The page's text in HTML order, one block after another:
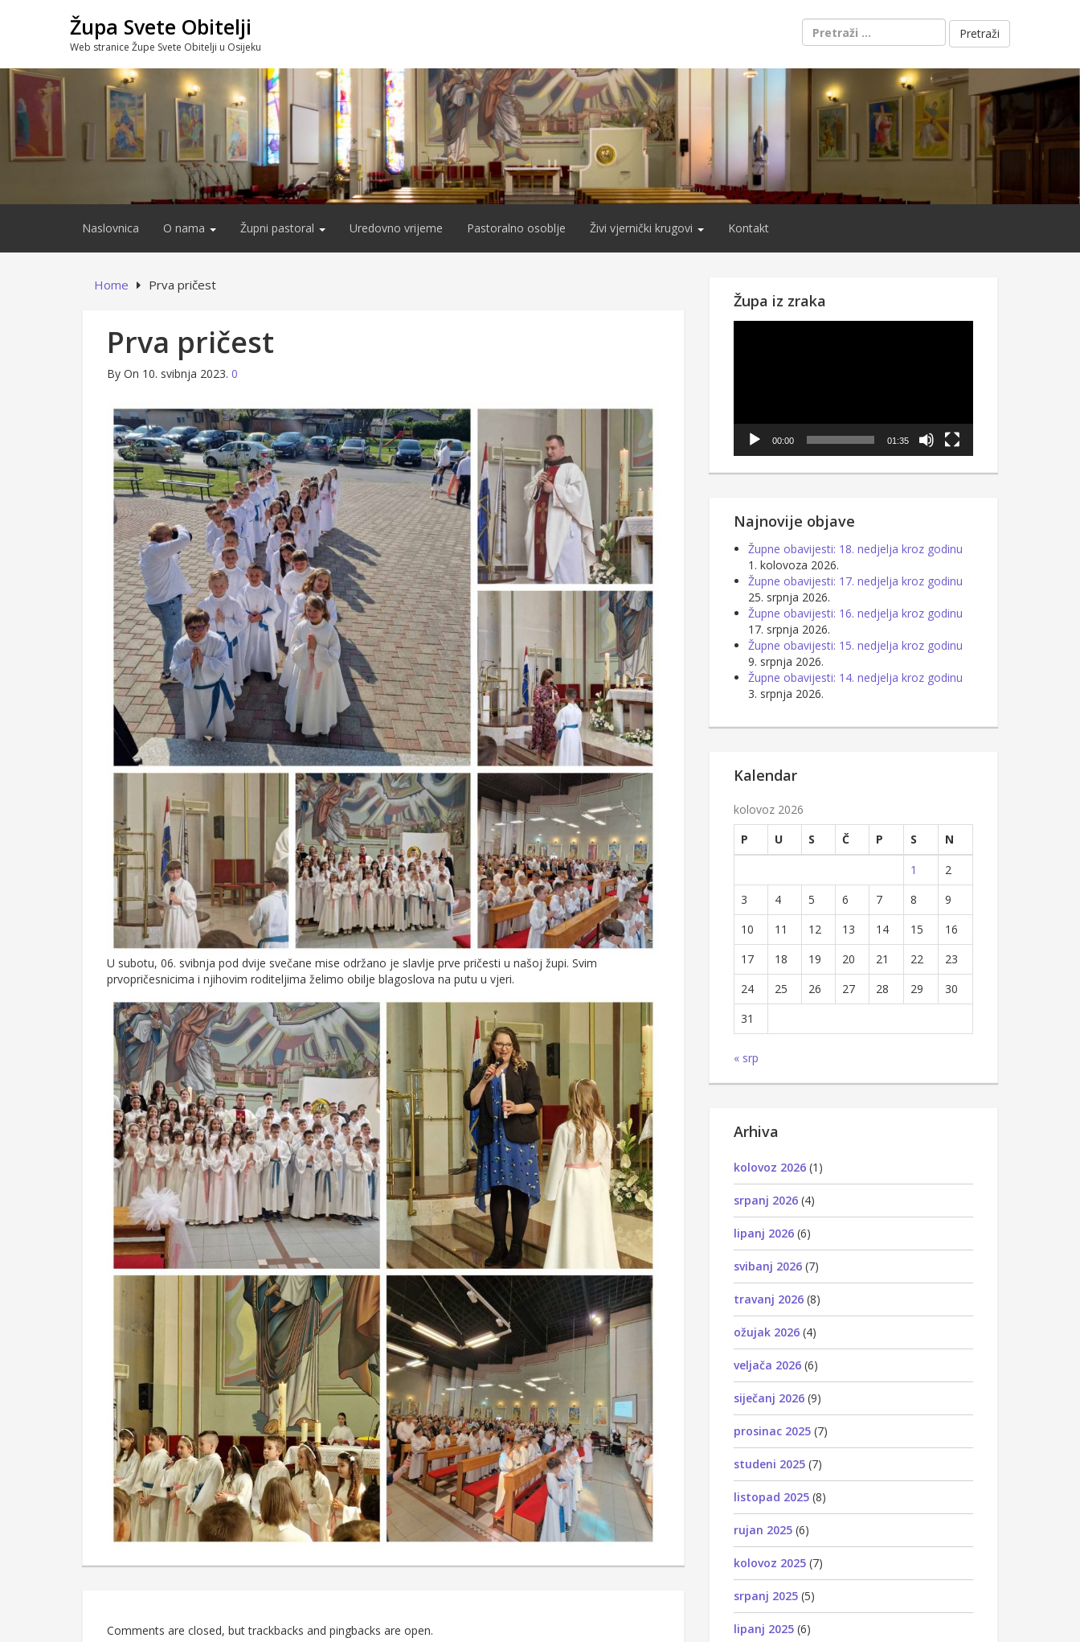
Župa Svete Obitelji
Web stranice Župe Svete Obitelji u Osijeku
Pretraži:
Naslovnica O nama Župni pastoral Uredovno vrijeme Pastoralno osoblje Živi vjernički krugovi Kontakt
Home Prva pričest
Prva pričest
By On 10. svibnja 2023. 0
U subotu, 06. svibnja pod dvije svečane mise održano je slavlje prve pričesti u našoj župi. Svim
prvopričesnicima i njihovim roditeljima želimo obilje blagoslova na putu u vjeri.
Comments are closed, but trackbacks and pingbacks are open.
Župa iz zraka
00:00 01:35
Najnovije objave
Župne obavijesti: 18. nedjelja kroz godinu
1. kolovoza 2026.
Župne obavijesti: 17. nedjelja kroz godinu
25. srpnja 2026.
Župne obavijesti: 16. nedjelja kroz godinu
17. srpnja 2026.
Župne obavijesti: 15. nedjelja kroz godinu
9. srpnja 2026.
Župne obavijesti: 14. nedjelja kroz godinu
3. srpnja 2026.
Kalendar
kolovoz 2026
P
U S Č P S
N
1
2
3
4 5 6 7 8
9
10
11 12 13 14 15
16
17
18 19 20 21 22
23
24
25 26 27 28 29
30
31
« srp
Arhiva
kolovoz 2026 (1)
srpanj 2026 (4)
lipanj 2026 (6)
svibanj 2026 (7)
travanj 2026 (8)
ožujak 2026 (4)
veljača 2026 (6)
siječanj 2026 (9)
prosinac 2025 (7)
studeni 2025 (7)
listopad 2025 (8)
rujan 2025 (6)
kolovoz 2025 (7)
srpanj 2025 (5)
lipanj 2025 (6)